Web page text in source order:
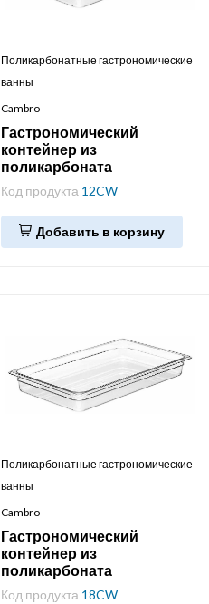
Поликарбонатные гастрономические
ванны
Cambro
Гастрономический
контейнер из
поликарбоната
Код продукта 12CW
Добавить в корзину
Поликарбонатные гастрономические
ванны
Cambro
Гастрономический
контейнер из
поликарбоната
Код продукта 18CW